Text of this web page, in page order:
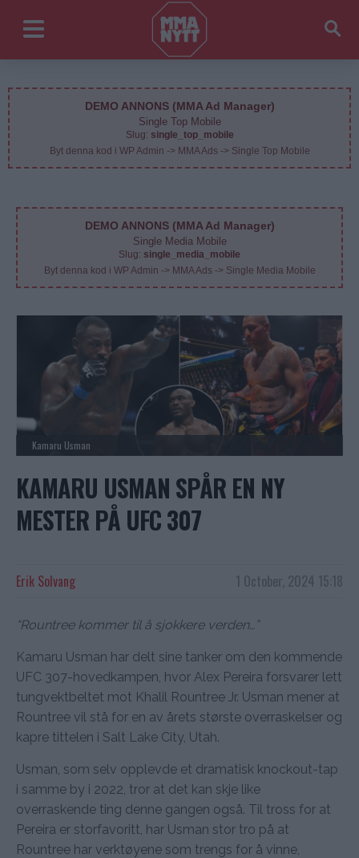
DEMO ANNONS (MMA Ad Manager)
Single Top Mobile
Slug: single_top_mobile
Byt denna kod i WP Admin -> MMA Ads -> Single Top Mobile
DEMO ANNONS (MMA Ad Manager)
Single Media Mobile
Slug: single_media_mobile
Byt denna kod i WP Admin -> MMA Ads -> Single Media Mobile
Kamaru Usman
KAMARU USMAN SPÅR EN NY
MESTER PÅ UFC 307
1 October, 2024 15:18
Erik Solvang
“Rountree kommer til å sjokkere verden…”
Kamaru Usman har delt sine tanker om den kommende
UFC 307-hovedkampen, hvor Alex Pereira forsvarer lett
tungvektbeltet mot Khalil Rountree Jr. Usman mener at
Rountree vil stå for en av årets største overraskelser og
kapre tittelen i Salt Lake City, Utah.
Usman, som selv opplevde et dramatisk knockout-tap
i samme by i 2022, tror at det kan skje like
overraskende ting denne gangen også. Til tross for at
Pereira er storfavoritt, har Usman stor tro på at
Rountree har verktøyene som trengs for å vinne,